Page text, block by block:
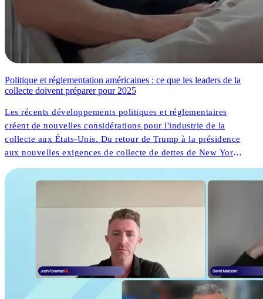
Politique et réglementation américaines : ce que les leaders de la
collecte doivent préparer pour 2025
Les récents développements politiques et réglementaires
créent de nouvelles considérations pour l'industrie de la
collecte aux États-Unis. Du retour de Trump à la présidence
aux nouvelles exigences de collecte de dettes de New York,
opportunités. Mais que signifient ces changements pour les